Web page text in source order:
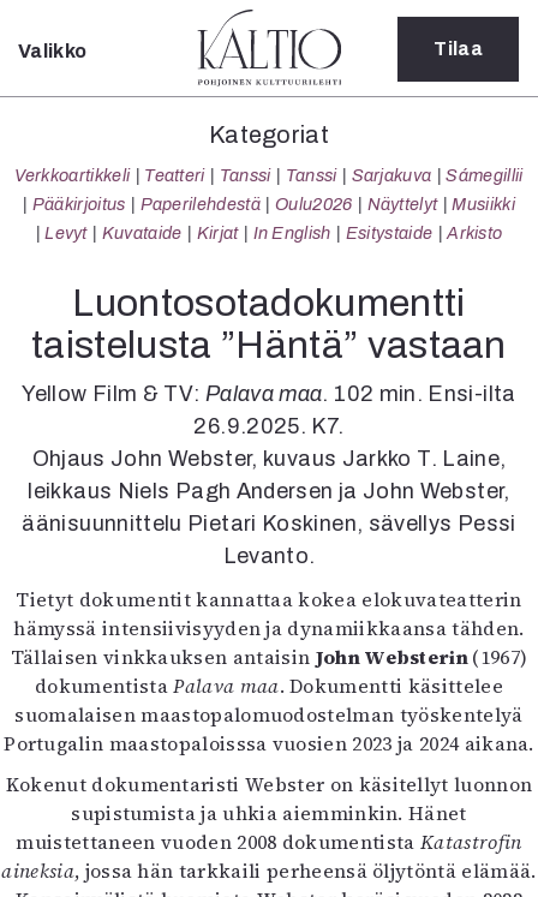
Sulje
Kategoriat
Verkkoartikkeli
Teatteri
Tanssi
Sarjakuva
Sámegillii
Pääkirjoitus
Oulu2026
Näyttelyt
Musiikki
Levyt
Kuvataide
Kirjat
Esitystaide
Arkisto
Lehdet
4/2026
1/2026
6/2025
5/2025 saame
5/2025
Valikko Tilaa
Kategoriat
Verkkoartikkeli Teatteri Tanssi Tanssi Sarjakuva
Sámegillii
Pääkirjoitus
Paperilehdestä Oulu2026 Näyttelyt
Musiikki
Levyt
Kuvataide Kirjat In English Esitystaide Arkisto
Luontosotadokumentti
taistelusta ”Häntä” vastaan
Yellow Film & TV: Palava maa. 102 min. Ensi-ilta
26.9.2025. K7.
Ohjaus John Webster, kuvaus Jarkko T. Laine,
leikkaus Niels Pagh Andersen ja John Webster,
äänisuunnittelu Pietari Koskinen, sävellys Pessi
Levanto.
Tietyt dokumentit kannattaa kokea elokuvateatterin
hämyssä intensiivisyyden ja dynamiikkaansa tähden.
Tällaisen vinkkauksen antaisin John Websterin(1967)
dokumentistaPalava maa. Dokumentti käsittelee
suomalaisen maastopalomuodostelman työskentelyä
Portugalin maastopaloisssa vuosien 2023 ja 2024 aikana.
Kokenut dokumentaristi Webster on käsitellyt luonnon
supistumista ja uhkia aiemminkin. Hänet
muistettaneen vuoden 2008 dokumentista Katastrofin
aineksia, jossa hän tarkkaili perheensä öljytöntä elämää.